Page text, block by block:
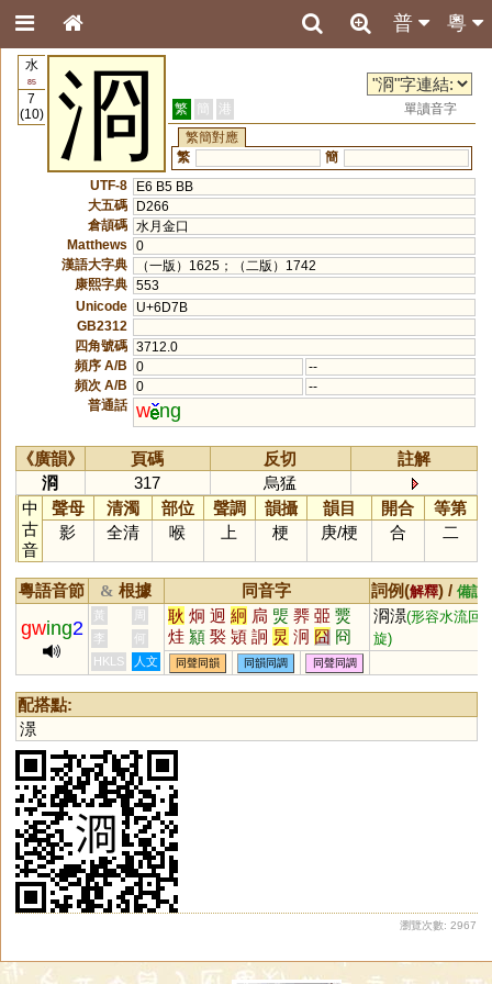
粵
普
水
85
7
(10)
浻 繁 簡 港
單讀音字
繁簡對應
繁
簡
UTF-8
E6 B5 BB
大五碼
D266
倉頡碼 水月金口
Matthews
0
漢語大字典
（一版）1625；（二版）1742
康熙字典 553
Unicode
U+6D7B
GB2312
四角號碼 3712.0
頻序 A/B
0
--
頻次 A/B
0
--
普通話 w ng
《廣韻》 頁碼 反切
註解
浻
317
烏猛
中
古
音
聲母 清濁 部位 聲調 韻攝 韻目 開合
等第
影
全清 喉 上 梗 庚/梗 合 二
粵語音節 & 根據 同音字 詞例(解釋) / 備註
gwing2
黃 周 耿 炯 迥 絅 扃 煚 臩 臦 燛
烓 顈 褧 熲 詗 炅 泂 囧 冏
浻澋(形容水流回
旋)
李
何
HKLS
人文 同聲同韻 同韻同調 同聲同調
配搭點:
澋
瀏覽次數: 2967